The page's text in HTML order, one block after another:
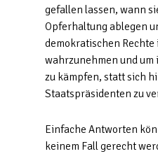
gefallen lassen, wann
Opferhaltung ablegen
demokratischen Rechte
wahrzunehmen und
zu kämpfen, statt sich
Staatspräsidenten zu
Einfache Antworten
keinem Fall gerecht